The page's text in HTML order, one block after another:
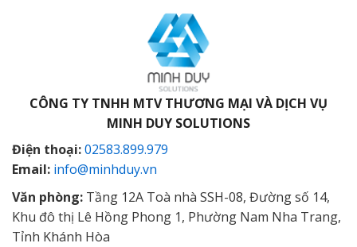
CÔNG TY TNHH MTV THƯƠNG MẠI VÀ DỊCH VỤ
MINH DUY SOLUTIONS
Điện thoại:02583.899.979
Email: info@minhduy.vn
Văn phòng: Tầng 12A Toà nhà SSH-08, Đường số 14,
Khu đô thị Lê Hồng Phong 1, Phường Nam Nha Trang,
Tỉnh Khánh Hòa